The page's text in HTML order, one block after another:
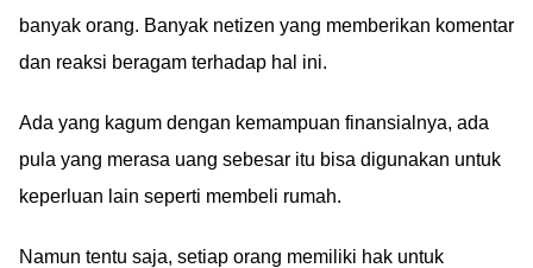
banyak orang. Banyak netizen yang memberikan komentar
dan reaksi beragam terhadap hal ini.
Ada yang kagum dengan kemampuan finansialnya, ada
pula yang merasa uang sebesar itu bisa digunakan untuk
keperluan lain seperti membeli rumah.
Namun tentu saja, setiap orang memiliki hak untuk